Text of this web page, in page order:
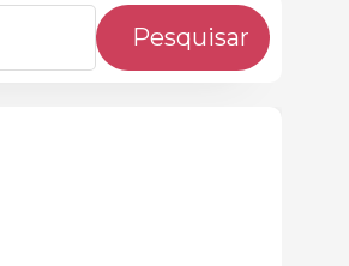
Pesquisar